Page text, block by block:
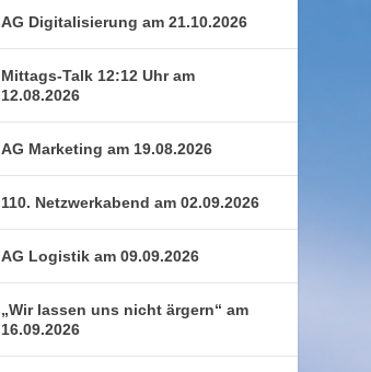
AG Digitalisierung am 21.10.2026
Mittags-Talk 12:12 Uhr am
12.08.2026
AG Marketing am 19.08.2026
110. Netzwerkabend am 02.09.2026
AG Logistik am 09.09.2026
„Wir lassen uns nicht ärgern“ am
16.09.2026